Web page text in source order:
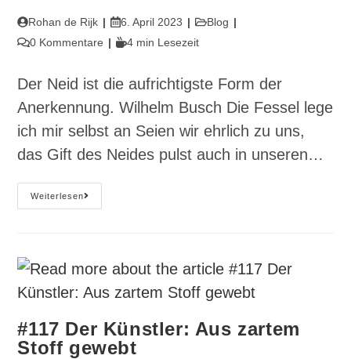
Beitrags-
Autor:
Rohan de Rijk
Beitrag
veröffentlicht:
6. April 2023
Beitrags-
Kategorie:
Blog
Beitrags-
0 Kommentare Lesedauer:
4 min Lesezeit
Der Neid ist die aufrichtigste Form der
Anerkennung. Wilhelm Busch Die Fessel lege
ich mir selbst an Seien wir ehrlich zu uns,
das Gift des Neides pulst auch in unseren…
Weiterlesen#120
Das
#117 Der Künstler: Aus zartem
Stoff gewebt